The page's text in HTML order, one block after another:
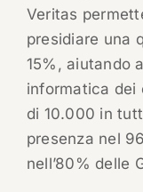
Veritas
presidiare una
15%, aiutando
informatica dei
di 10.000 in
presenza nel
nell’80% delle